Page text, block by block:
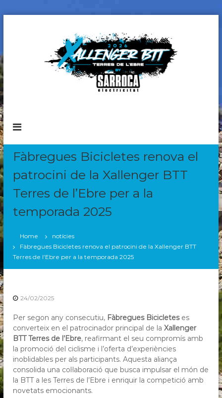
t
o
c
o
n
t
e
n
t
l
e
g
e
r
B
T
T
e
r
e
d
e
l
’
E
b
r
r
c
t
T
Fàbregues Bicicletes renova el
patrocini de la Xallenger BTT
Terres de l’Ebre per a la
temporada 2025
Home
notícies
Fàbregues Bicicletes renova el patrocini de la Xallenger BTT
Terres de l’Ebre per a la temporada 2025
24/02/2025
Per segon any consecutiu, Fàbregues Bicicleteses
converteix en el patrocinador principal de laXallenger
BTT Terres de l’Ebre, reafirmant el seu compromís amb
la promoció del ciclisme i l’oferta d’experiències
inoblidables per als participants. Aquesta aliança
consolida una col·laboració que busca impulsar el món de
la BTT a les Terres de l’Ebre i enriquir la competició amb
novetats emocionants.